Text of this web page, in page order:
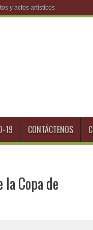
19 CONTÁCTENOS
Copa de